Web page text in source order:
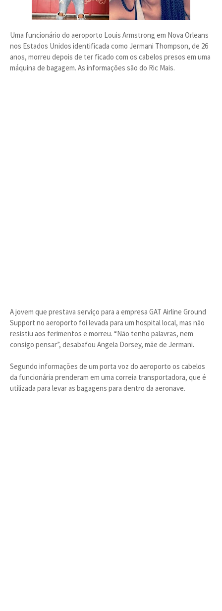
Uma funcionário do aeroporto Louis Armstrong em Nova Orleans
nos Estados Unidos identificada como Jermani Thompson, de 26
anos, morreu depois de ter ficado com os cabelos presos em uma
máquina de bagagem. As informações são do Ric Mais.
A jovem que prestava serviço para a empresa GAT Airline Ground
Support no aeroporto foi levada para um hospital local, mas não
resistiu aos ferimentos e morreu. “Não tenho palavras, nem
consigo pensar”, desabafou Angela Dorsey, mãe de Jermani.
Segundo informações de um porta voz do aeroporto os cabelos
da funcionária prenderam em uma correia transportadora, que é
utilizada para levar as bagagens para dentro da aeronave.